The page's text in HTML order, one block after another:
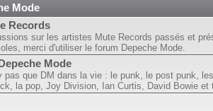
Mode
Records
sur les artistes Mute Records passés et
merci d'utiliser le forum Depeche Mode.
Mode
pas que DM dans la vie : le punk, le post punk,
la pop, Joy Division, Ian Curtis, David Bowie et